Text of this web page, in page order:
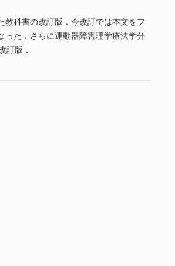
教科書の改訂版．今改訂では本文をフ
った．さらに運動器障害理学療法学分
訂版．